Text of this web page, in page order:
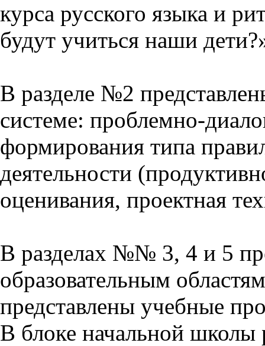
курса русского языка и
будут учиться наши
В разделе №2
системе: проблемно-
формирования типа
деятельности
оценивания, проектная
В разделах №№ 3, 4 и 5
образовательным
представлены учебные
В блоке начальной школы